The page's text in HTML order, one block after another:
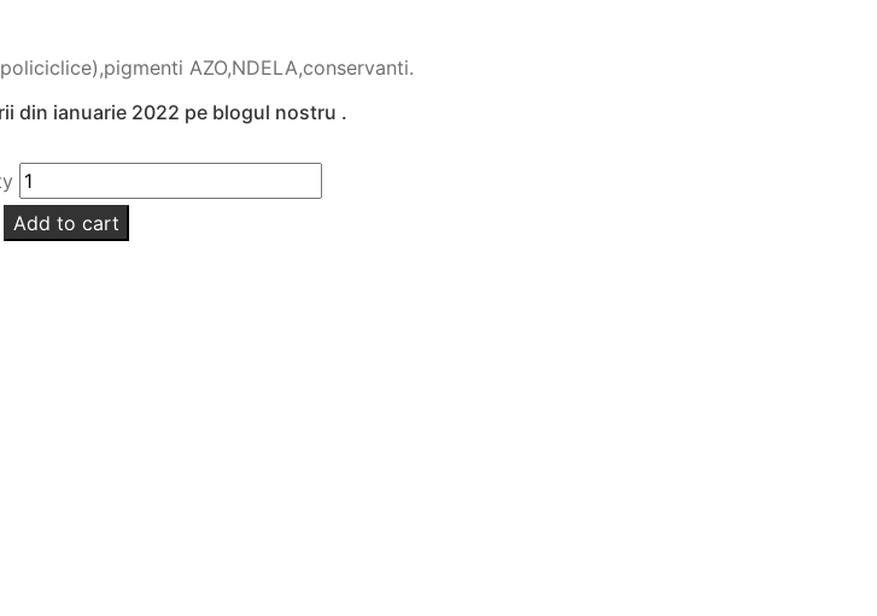
AZO,NDELA,conservanti.
din ianuarie 2022 pe blogul nostru .
Add to cart